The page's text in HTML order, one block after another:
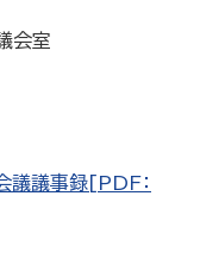
会室
議議事録[PDF：